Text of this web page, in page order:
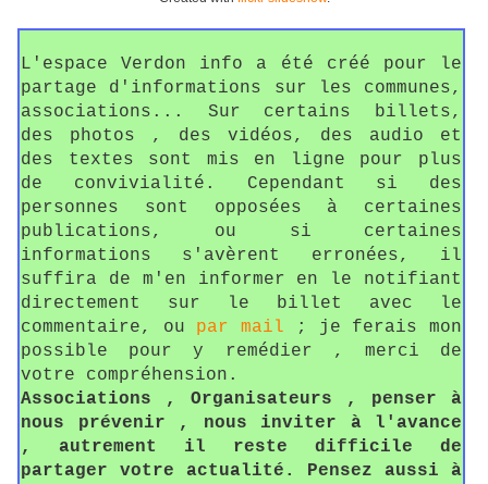
L'espace Verdon info a été créé pour le
partage d'informations sur les communes,
associations... Sur certains billets,
des photos , des vidéos, des audio et
des textes sont mis en ligne pour plus
de convivialité. Cependant si des
personnes sont opposées à certaines
publications, ou si certaines
informations s'avèrent erronées, il
suffira de m'en informer en le notifiant
directement sur le billet avec le
commentaire, ou par mail ; je ferais mon
possible pour y remédier , merci de
votre compréhension.
Associations , Organisateurs , penser à
nous prévenir , nous inviter à l'avance
, autrement il reste difficile de
partager votre actualité. Pensez aussi à